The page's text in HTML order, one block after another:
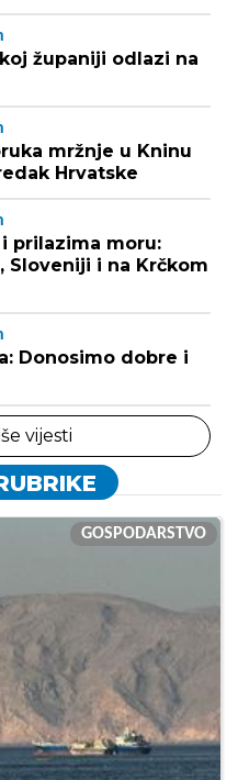
županiji odlazi na
mržnje u Kninu
Hrvatske
prilazima moru:
Sloveniji i na Krčkom
Donosimo dobre i
vijesti
GOSPODARSTVO